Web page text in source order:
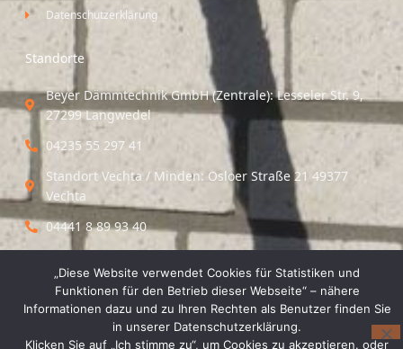
Datenschutzerklärung
Standorte
Beyer Dämmtechnik GmbH (Zentrale): Lesseler Str. 9,
27299 Langwedel
04235 55 297 41
Standort Vechta / Minden: Osloer Straße 21 49377
Vechta
04441 8 89 93 40
© 2026 Beyer Dämmtechnik GmbH
„Diese Website verwendet Cookies für Statistiken und
Funktionen für den Betrieb dieser Webseite“ – nähere
Informationen dazu und zu Ihren Rechten als Benutzer finden Sie
in unserer Datenschutzerklärung.
Klicken Sie auf „Ich stimme zu“, um Cookies zu akzeptieren. oder